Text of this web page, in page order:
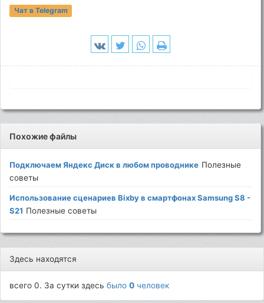
Чат в Telegram
Похожие файлы
Подключаем Яндекс Диск в любом проводнике Полезные
советы
Использование сценариев Bixby в смартфонах Samsung S8 -
S21 Полезные советы
Здесь находятся
всего 0. За сутки здесьбыло0 человек